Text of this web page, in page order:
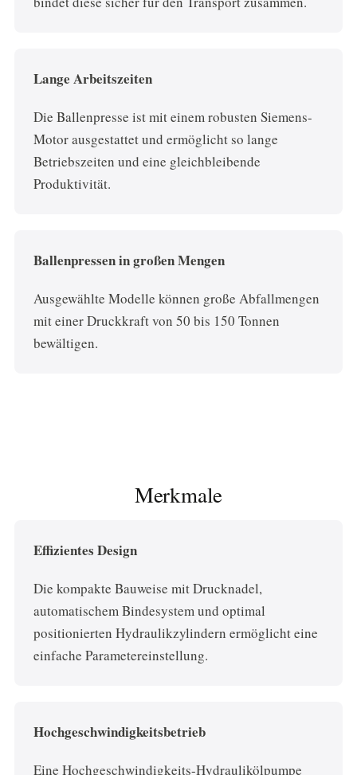
Lange Arbeitszeiten
Die Ballenpresse ist mit einem robusten Siemens-
Motor ausgestattet und ermöglicht so lange
Betriebszeiten und eine gleichbleibende
Produktivität.
Ballenpressen in großen Mengen
Ausgewählte Modelle können große Abfallmengen
mit einer Druckkraft von 50 bis 150 Tonnen
bewältigen.
Merkmale
Effizientes Design
Die kompakte Bauweise mit Drucknadel,
automatischem Bindesystem und optimal
positionierten Hydraulikzylindern ermöglicht eine
einfache Parametereinstellung.
Hochgeschwindigkeitsbetrieb
Eine Hochgeschwindigkeits-Hydraulikölpumpe